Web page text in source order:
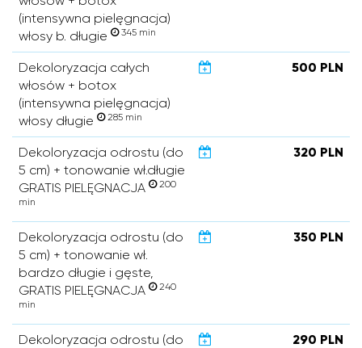
(intensywna pielęgnacja)
włosy b. długie
345 min
Dekoloryzacja całych
włosów + botox
(intensywna pielęgnacja)
włosy długie
285 min
500 PLN
Dekoloryzacja odrostu (do
5 cm) + tonowanie wł.długie
GRATIS PIELĘGNACJA
200
min
320 PLN
Dekoloryzacja odrostu (do
5 cm) + tonowanie wł.
bardzo długie i gęste,
GRATIS PIELĘGNACJA
240
min
350 PLN
Dekoloryzacja odrostu (do
290 PLN